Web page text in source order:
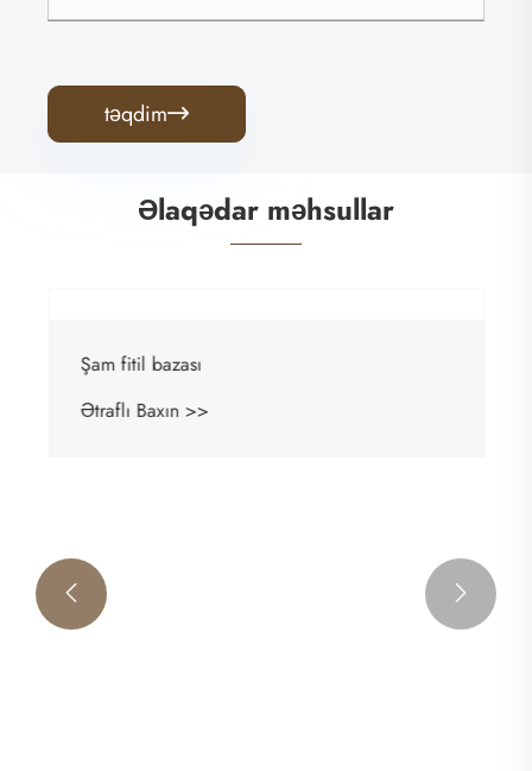
təqdim
Əlaqədar məhsullar
 